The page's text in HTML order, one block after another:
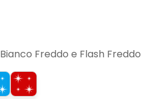
Bianco Freddo e Flash Freddo